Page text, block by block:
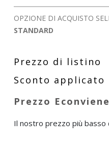
OPZIONE DI ACQUISTO
STANDARD
Il nostro prezzo più basso